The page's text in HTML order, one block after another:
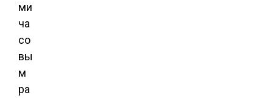
ми
ча
со
вы
м
ра